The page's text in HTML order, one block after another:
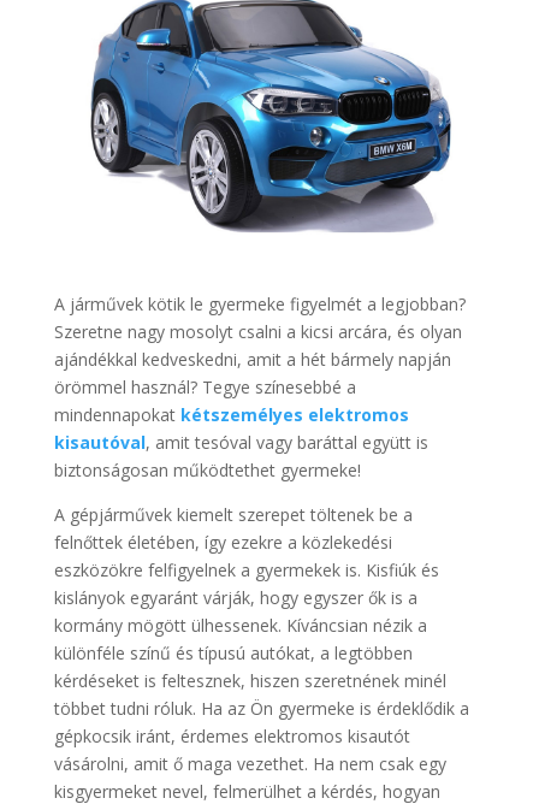
A járművek kötik le gyermeke figyelmét a legjobban?
Szeretne nagy mosolyt csalni a kicsi arcára, és olyan
ajándékkal kedveskedni, amit a hét bármely napján
örömmel használ? Tegye színesebbé a
mindennapokat kétszemélyes elektromos
kisautóval, amit tesóval vagy baráttal együtt is
biztonságosan működtethet gyermeke!
A gépjárművek kiemelt szerepet töltenek be a
felnőttek életében, így ezekre a közlekedési
eszközökre felfigyelnek a gyermekek is. Kisfiúk és
kislányok egyaránt várják, hogy egyszer ők is a
kormány mögött ülhessenek. Kíváncsian nézik a
különféle színű és típusú autókat, a legtöbben
kérdéseket is feltesznek, hiszen szeretnének minél
többet tudni róluk. Ha az Ön gyermeke is érdeklődik a
gépkocsik iránt, érdemes elektromos kisautót
vásárolni, amit ő maga vezethet. Ha nem csak egy
kisgyermeket nevel, felmerülhet a kérdés, hogyan